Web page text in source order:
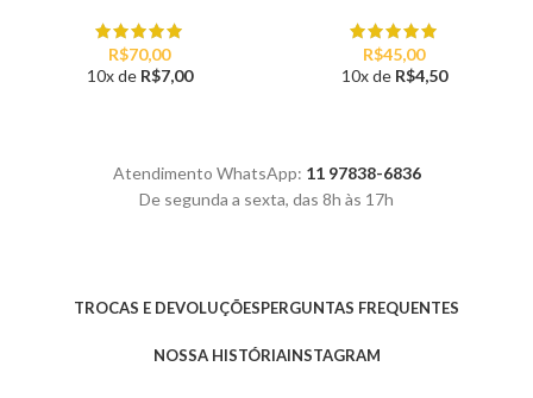
R$70,00
10x de R$7,00
R$45,00
10x de R$4,50
Atendimento WhatsApp: 11 97838-6836
De segunda a sexta, das 8h às 17h
TROCAS E DEVOLUÇÕESPERGUNTAS FREQUENTES
NOSSA HISTÓRIAINSTAGRAM